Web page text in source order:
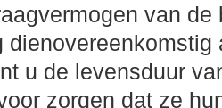
van de
u de levensduur
zorgen dat ze